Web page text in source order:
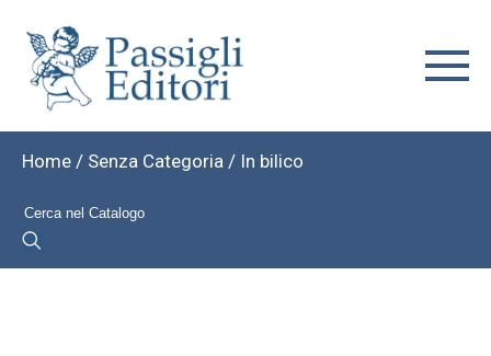
Home / Senza Categoria / In bilico